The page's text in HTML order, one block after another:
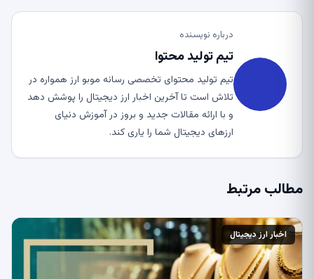
درباره نویسنده
تیم تولید محتوا
تیم تولید محتوای تخصصی رسانه موبو ارز همواره در
تلاش است تا آخرین اخبار ارز دیجیتال را پوشش دهد
و با ارائه مقالات جدید و بروز در آموزش دنیای
ارزهای دیجیتال شما را یاری کند.
مطالب مرتبط
اخبار ارز دیجیتال